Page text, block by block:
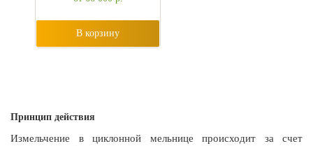
В корзину
Принцип действия
Измельчение в циклонной мельнице происходит за счет